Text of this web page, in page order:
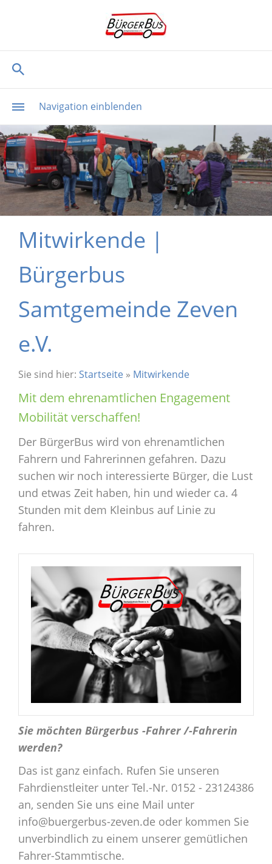
Navigation einblenden
Mitwirkende |
Bürgerbus
Samtgemeinde Zeven
e.V.
Sie sind hier: Startseite » Mitwirkende
Mit dem ehrenamtlichen Engagement
Mobilität verschaffen!
Der BürgerBus wird von ehrenamtlichen
Fahrern und Fahrerinnen gefahren. Dazu
suchen wir noch interessierte Bürger, die Lust
und etwas Zeit haben, hin und wieder ca. 4
Stunden mit dem Kleinbus auf Linie zu
fahren.
Sie möchten Bürgerbus -Fahrer /-Fahrerin
werden?
Das ist ganz einfach. Rufen Sie unseren
Fahrdienstleiter unter Tel.-Nr. 0152 - 23124386
an, senden Sie uns eine Mail unter
info@buergerbus-zeven.de oder kommen Sie
unverbindlich zu einem unserer gemütlichen
Fahrer-Stammtische.